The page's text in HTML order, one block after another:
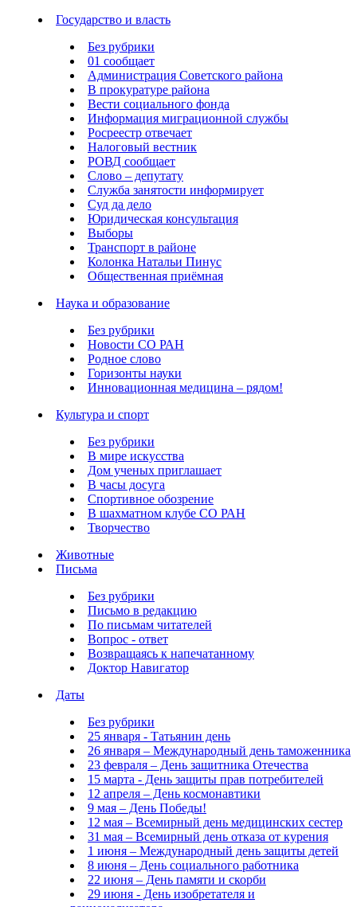
Государство и власть
Без рубрики
01 сообщает
Администрация Советского района
В прокуратуре района
Вести социального фонда
Информация миграционной службы
Росреестр отвечает
Налоговый вестник
РОВД сообщает
Слово – депутату
Служба занятости информирует
Суд да дело
Юридическая консультация
Выборы
Транспорт в районе
Колонка Натальи Пинус
Общественная приёмная
Наука и образование
Без рубрики
Новости СО РАН
Родное слово
Горизонты науки
Инновационная медицина – рядом!
Культура и спорт
Без рубрики
В мире искусства
Дом ученых приглашает
В часы досуга
Спортивное обозрение
В шахматном клубе СО РАН
Творчество
Животные
Письма
Без рубрики
Письмо в редакцию
По письмам читателей
Вопрос - ответ
Возвращаясь к напечатанному
Доктор Навигатор
Даты
Без рубрики
25 января - Татьянин день
26 января – Международный день таможенника
23 февраля – День защитника Отечества
15 марта - День защиты прав потребителей
12 апреля – День космонавтики
9 мая – День Победы!
12 мая – Всемирный день медицинских сестер
31 мая – Всемирный день отказа от курения
1 июня – Международный день защиты детей
8 июня – День социального работника
22 июня – День памяти и скорби
29 июня - День изобретателя и